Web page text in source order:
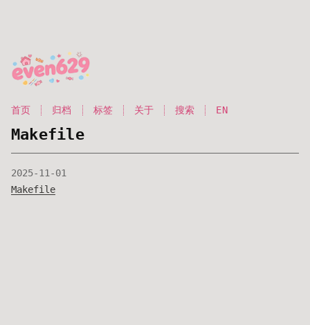
首页 归档 标签 关于 搜索 EN
Makefile
2025-11-01
Makefile